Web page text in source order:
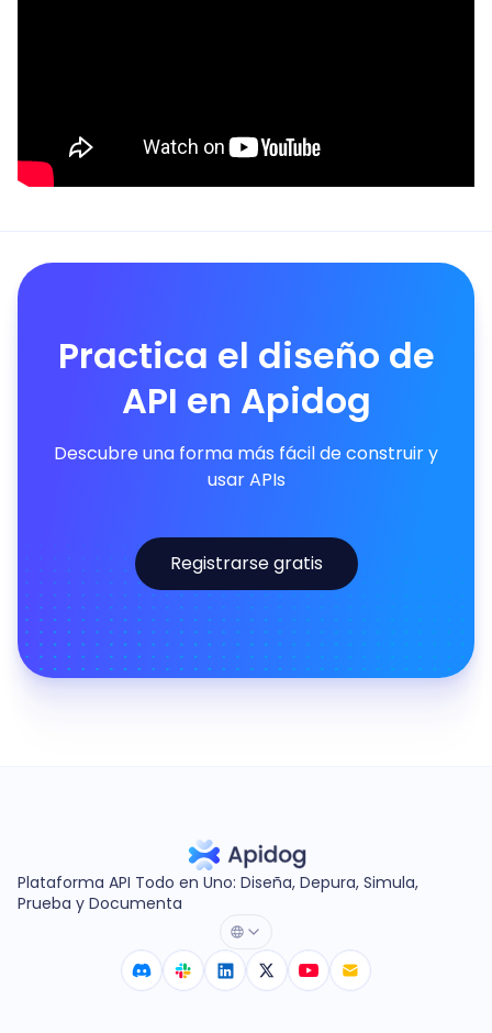
Practica el diseño de
API en Apidog
Descubre una forma más fácil de construir y
usar APIs
Registrarse gratis
Plataforma API Todo en Uno: Diseña, Depura, Simula,
Prueba y Documenta